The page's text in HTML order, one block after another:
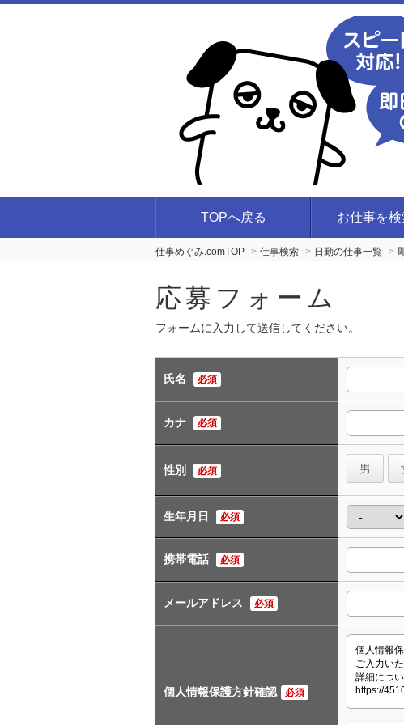
TOPへ戻る お仕事を検
仕事めぐみ.comTOP 仕事検索 日勤の仕事一覧
応募フォーム
フォームに入力して送信してください。
氏名 必須
カナ 必須
性別 必須 男
生年月日 必須
携帯電話 必須
メールアドレス 必須
個人情報保護方針確認 必須